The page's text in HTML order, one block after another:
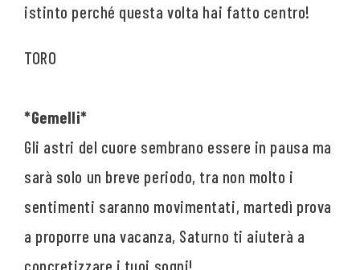
istinto perché questa volta hai fatto centro!
*Gemelli*
Gli astri del cuore sembrano essere in pausa ma
sarà solo un breve periodo, tra non molto i
sentimenti saranno movimentati, martedì prova
a proporre una vacanza, Saturno ti aiuterà a
concretizzare i tuoi sogni!